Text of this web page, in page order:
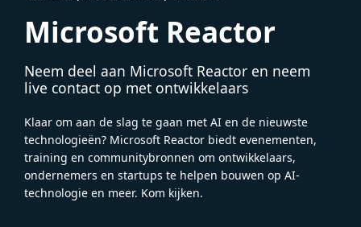
Microsoft Reactor
Neem deel aan Microsoft Reactor en neem
live contact op met ontwikkelaars
Klaar om aan de slag te gaan met AI en de nieuwste
technologieën? Microsoft Reactor biedt evenementen,
training en communitybronnen om ontwikkelaars,
ondernemers en startups te helpen bouwen op AI-
technologie en meer. Kom kijken.